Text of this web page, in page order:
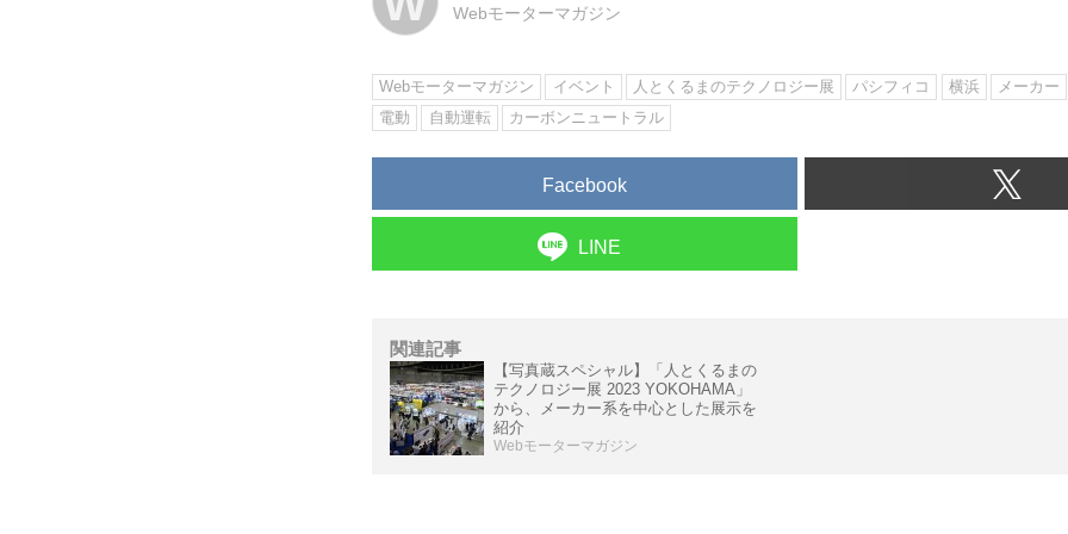
Webモーターマガジン
Webモーターマガジン イベント 人とくるまのテクノロジー展 パシフィコ 横浜 メーカー
電動
自動運転 カーボンニュートラル
Facebook
LINE
関連記事
【写真蔵スペシャル】「人とくるまの
テクノロジー展 2023 YOKOHAMA」
から、メーカー系を中心とした展示を
紹介
Webモーターマガジン